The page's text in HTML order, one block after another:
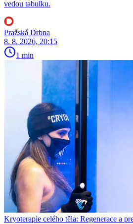
vedou tabulku.
Pražská Drbna
8. 8. 2026, 20:15
1 min
Kryoterapie celého těla: Regenerace a